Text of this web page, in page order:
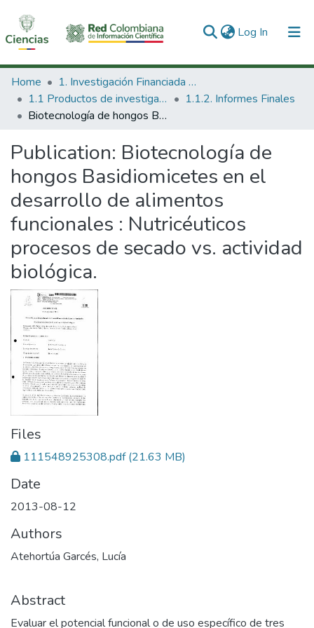
Log In (current)
Communities & Collections
All of DSpace
Home
1. Investigación Financiada con Recursos Públicos
1.1 Productos de investigación
1.1.2. Informes Finales
Biotecnología de hongos Basidiomicetes en el desarrollo de alimentos funcionales : Nutricéuticos procesos de secado vs. actividad biológica.
Publication: Biotecnología de
hongos Basidiomicetes en el
desarrollo de alimentos
funcionales : Nutricéuticos
procesos de secado vs. actividad
biológica.
Files
111548925308.pdf(21.63 MB)
Date
2013-08-12
Authors
Atehortúa Garcés, Lucía
Abstract
Evaluar el potencial funcional o de uso específico de tres